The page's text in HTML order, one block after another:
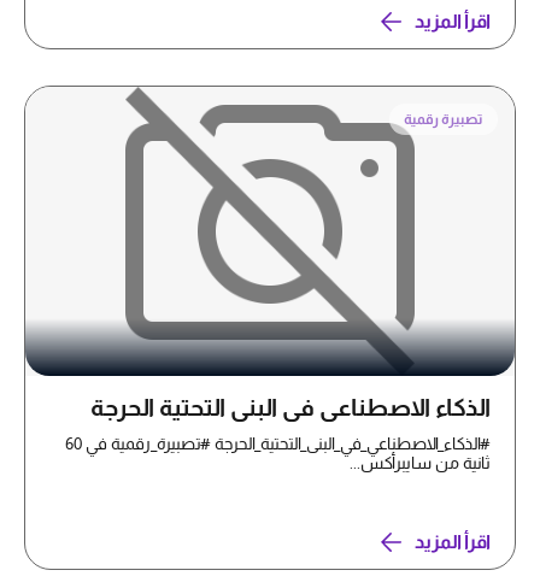
اقرأ المزيد
تصبيرة رقمية
الذكاء الاصطناعي في البنى التحتية الحرجة
#الذكاء_الاصطناعي_في_البنى_التحتية_الحرجة #تصبيرة_رقمية في 60
ثانية من سايبرأكس...
اقرأ المزيد